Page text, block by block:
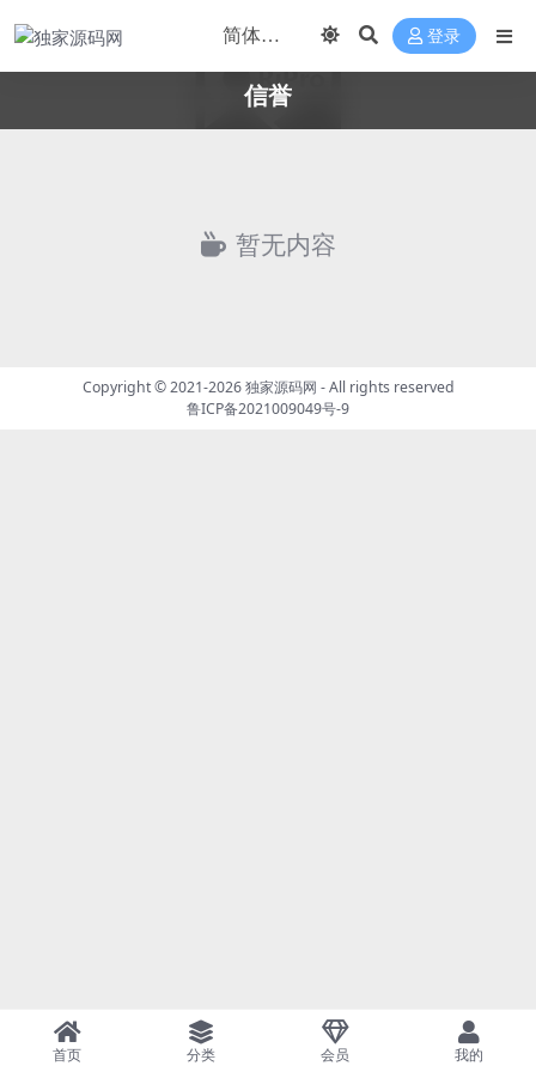
登录
信誉
暂无内容
Copyright © 2021-2026独家源码网 - All rights reserved
鲁ICP备2021009049号-9
首页 分类 会员 我的